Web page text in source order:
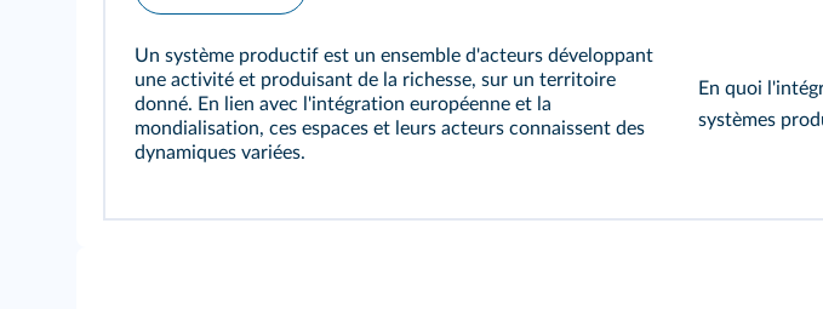
Un système productif est un ensemble d'acteurs développant
une activité et produisant de la richesse, sur un territoire
donné. En lien avec l'intégration européenne et la
mondialisation, ces espaces et leurs acteurs connaissent des
dynamiques variées.
En quoi
systèmes